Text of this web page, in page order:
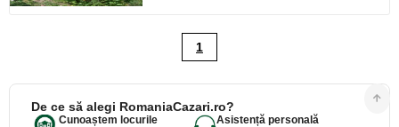
1
De ce să alegi RomaniaCazari.ro?
Cunoaștem locurile Asistență personală